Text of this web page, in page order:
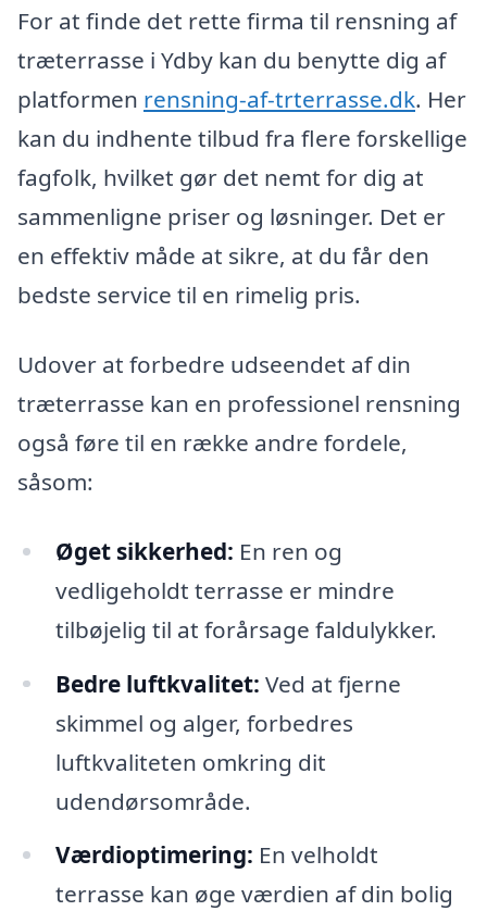
For at finde det rette firma til rensning af
træterrasse i Ydby kan du benytte dig af
platformen rensning-af-trterrasse.dk. Her
kan du indhente tilbud fra flere forskellige
fagfolk, hvilket gør det nemt for dig at
sammenligne priser og løsninger. Det er
en effektiv måde at sikre, at du får den
bedste service til en rimelig pris.
Udover at forbedre udseendet af din
træterrasse kan en professionel rensning
også føre til en række andre fordele,
såsom:
Øget sikkerhed: En ren og
vedligeholdt terrasse er mindre
tilbøjelig til at forårsage faldulykker.
Bedre luftkvalitet: Ved at fjerne
skimmel og alger, forbedres
luftkvaliteten omkring dit
udendørsområde.
Værdioptimering: En velholdt
terrasse kan øge værdien af din bolig